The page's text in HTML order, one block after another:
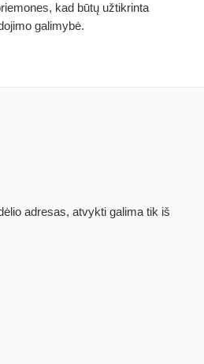
kad būtų užtikrinta
galimybė.
adresas, atvykti galima tik iš